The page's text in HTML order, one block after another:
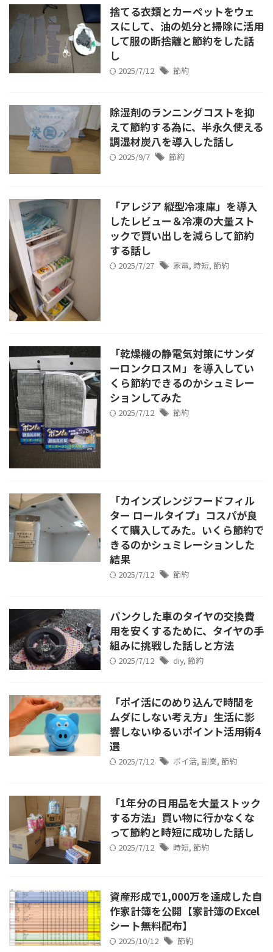
捨てる衣類とカーペットをウェ
スにして、油の処分と掃除に活用
して服の断捨離と節約をした話
し
2025/7/12 節約
除湿剤のランニングコストを抑
えて節約する為に、半永久使える
調湿材炭八を導入した話し
2025/9/7 節約
「アレジア 縦型冷凍庫」を導入
したレビュー＆冷凍の大量スト
ックで買い出しを減らして節約
する話し
2025/7/27 家電, 時短, 節約
「乾燥機の静電気対策にサンダ
ーロンクロスＭ」を導入してい
くら節約できるのかシュミレー
ションしてみた
2025/7/12 節約
「カインズレンジフードフィル
ター ロールタイプ」コスパが良
くて購入してみた。いくら節約で
きるのかシュミレーションした
結果
2025/7/12 節約
パンクした車のタイヤの交換費
用を安くするために、タイヤの手
組みに挑戦した話しと方法
2025/7/12 diy, 節約
「ポイ活にのめり込んで時間を
ムダにしない考え方」生活に影
響しないゆるいポイント活用術4
選
2025/7/12 ポイ活, 副業, 節約
「1年分の日用品を大量ストック
する方法」買い物に行かなくな
って節約と時短に成功した話し
2025/7/12 時短, 節約
資産形成で1,000万を達成した自
作家計簿を公開【家計簿のExcel
シート無料配布】
2025/10/12 節約